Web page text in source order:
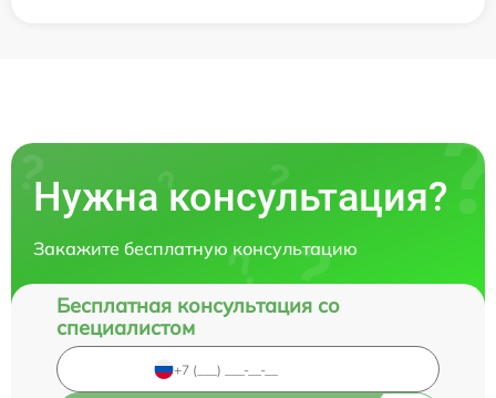
Нужна консультация?
Закажите бесплатную консультацию
Бесплатная консультация со
специалистом